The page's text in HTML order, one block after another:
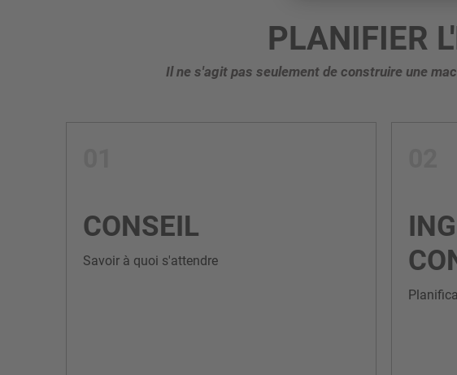
PLANIFIER
Il ne s'agit pas seulement de construire une
CONSEIL
Savoir à quoi s'attendre